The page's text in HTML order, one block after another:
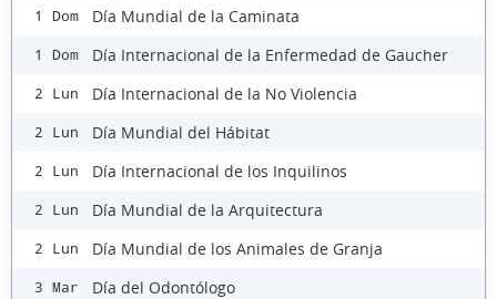
1 Dom Día Mundial de la Caminata
1 Dom Día Internacional de la Enfermedad de Gaucher
2 Lun Día Internacional de la No Violencia
2 Lun Día Mundial del Hábitat
2 Lun Día Internacional de los Inquilinos
2 Lun Día Mundial de la Arquitectura
2 Lun Día Mundial de los Animales de Granja
3 Mar Día del Odontólogo